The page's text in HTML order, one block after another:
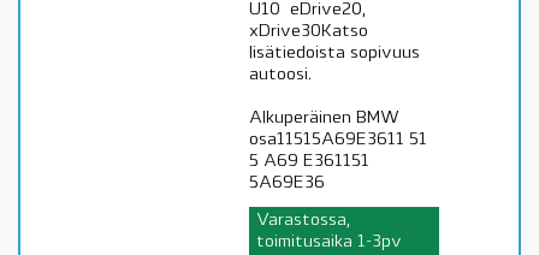
U10 eDrive20,
xDrive30Katso
lisätiedoista sopivuus
autoosi.
Alkuperäinen BMW
osa11515A69E3611 51
5 A69 E361151
5A69E36
Varastossa,
toimitusaika 1-3pv